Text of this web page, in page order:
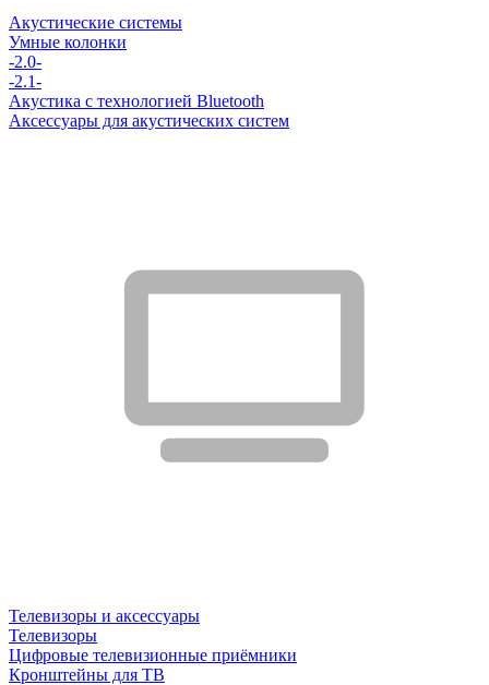
Акустические системы
Умные колонки
-2.0-
-2.1-
Акустика с технологией Bluetooth
Аксессуары для акустических систем
Телевизоры и аксессуары
Телевизоры
Цифровые телевизионные приёмники
Кронштейны для ТВ